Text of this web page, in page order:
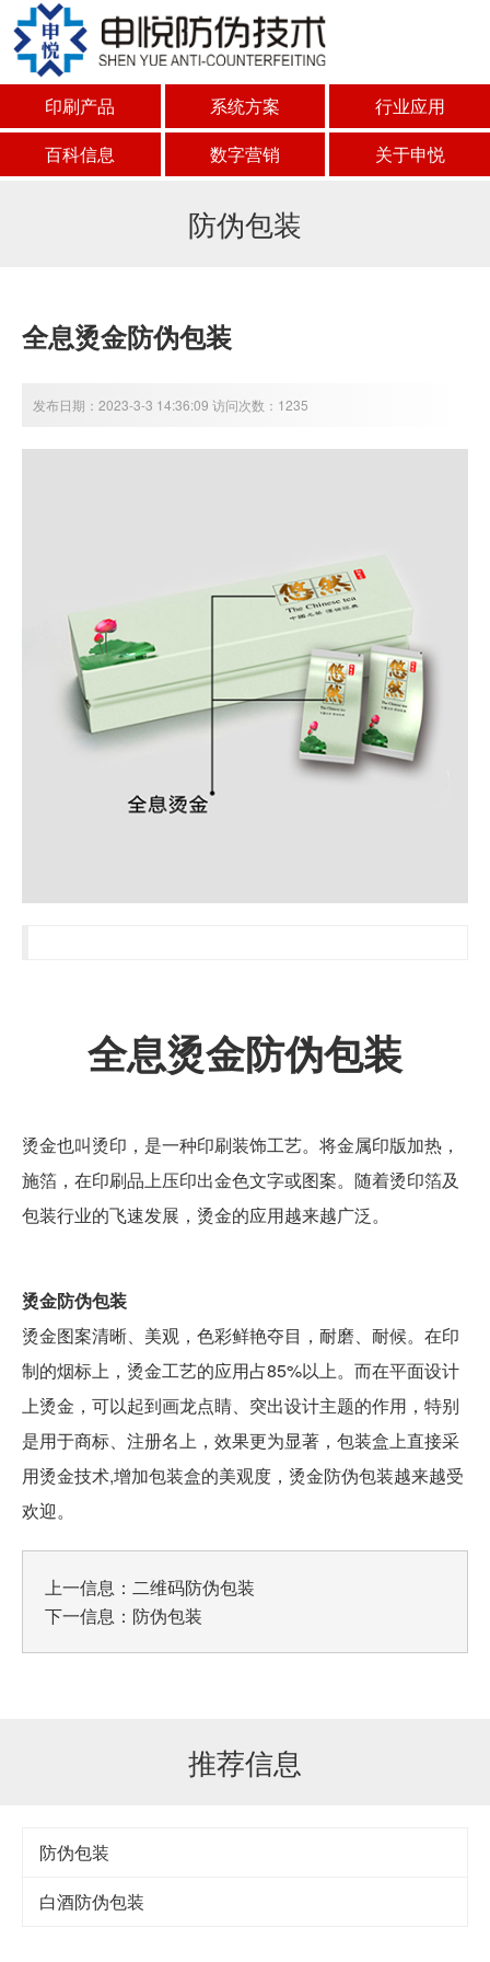
印刷产品 系统方案
行业应用
百科信息
数字营销 关于申悦
防伪包装
全息烫金防伪包装
发布日期：2023-3-3 14:36:09 访问次数：1235
全息烫金防伪包装
烫金也叫烫印，是一种印刷装饰工艺。将金属印版加热，
施箔，在印刷品上压印出金色文字或图案。随着烫印箔及
包装行业的飞速发展，烫金的应用越来越广泛。
烫金防伪包装
烫金图案清晰、美观，色彩鲜艳夺目，耐磨、耐候。在印
制的烟标上，烫金工艺的应用占85%以上。而在平面设计
上烫金，可以起到画龙点睛、突出设计主题的作用，特别
是用于商标、注册名上，效果更为显著，包装盒上直接采
用烫金技术,增加包装盒的美观度，烫金防伪包装越来越受
欢迎。
上一信息： 二维码防伪包装
下一信息： 防伪包装
推荐信息
防伪包装
白酒防伪包装